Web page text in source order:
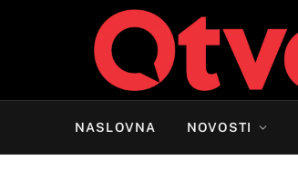
NASLOVNA NOVOSTI